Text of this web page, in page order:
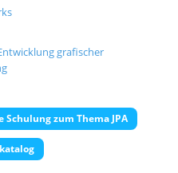
grafischer
zum Thema JPA